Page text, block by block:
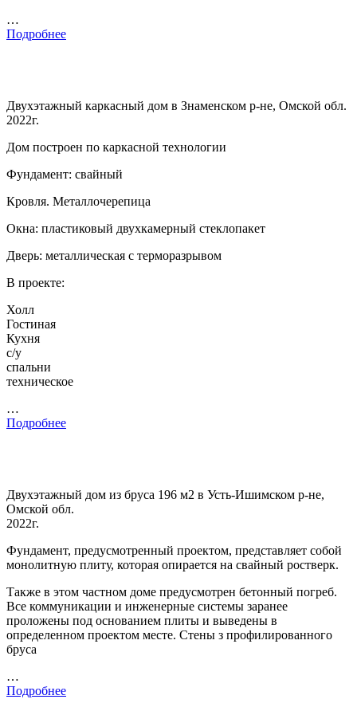
…
Подробнее
Двухэтажный каркасный дом в Знаменском р-не, Омской обл.
2022г.
Дом построен по каркасной технологии
Фундамент: свайный
Кровля. Металлочерепица
Окна: пластиковый двухкамерный стеклопакет
Дверь: металлическая с терморазрывом
В проекте:
Холл
Гостиная
Кухня
с/у
спальни
техническое
…
Подробнее
Двухэтажный дом из бруса 196 м2 в Усть-Ишимском р-не,
Омской обл.
2022г.
Фундамент, предусмотренный проектом, представляет собой
монолитную плиту, которая опирается на свайный ростверк.
Также в этом частном доме предусмотрен бетонный погреб.
Все коммуникации и инженерные системы заранее
проложены под основанием плиты и выведены в
определенном проектом месте. Стены з профилированного
бруса
…
Подробнее